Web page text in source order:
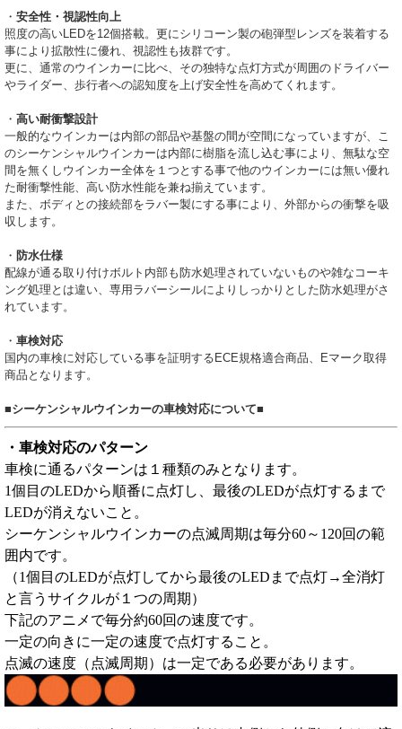
・ 安全性・視認性向上
照度の高いLEDを12個搭載。更にシリコーン製の砲弾型レンズを装着する
事により拡散性に優れ、視認性も抜群です。
更に、通常のウインカーに比べ、その独特な点灯方式が周囲のドライバー
やライダー、歩行者への認知度を上げ安全性を高めてくれます。
・ 高い耐衝撃設計
一般的なウインカーは内部の部品や基盤の間が空間になっていますが、こ
のシーケンシャルウインカーは内部に樹脂を流し込む事により、無駄な空
間を無くしウインカー全体を１つとする事で他のウインカーには無い優れ
た耐衝撃性能、高い防水性能を兼ね揃えています。
また、ボディとの接続部をラバー製にする事により、外部からの衝撃を吸
収します。
・ 防水仕様
配線が通る取り付けボルト内部も防水処理されていないものや雑なコーキ
ング処理とは違い、専用ラバーシールによりしっかりとした防水処理がさ
れています。
・ 車検対応
国内の車検に対応している事を証明するECE規格適合商品、Eマーク取得
商品となります。
■シーケンシャルウインカーの車検対応について■
・車検対応のパターン
車検に通るパターンは１種類のみとなります。
1個目のLEDから順番に点灯し、最後のLEDが点灯するまで
LEDが消えないこと。
シーケンシャルウインカーの点滅周期は毎分60～120回の範
囲内です。
（1個目のLEDが点灯してから最後のLEDまで点灯→全消灯
と言うサイクルが１つの周期）
下記のアニメで毎分約60回の速度です。
一定の向きに一定の速度で点灯すること。
点滅の速度（点滅周期）は一定である必要があります。